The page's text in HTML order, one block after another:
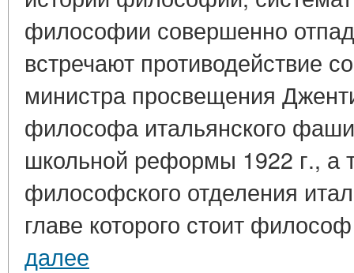
философии совершенно
встречают противодействие
министра просвещения
философа итальянского
школьной реформы 1922 г., а
философского отделения
главе которого стоит
далее